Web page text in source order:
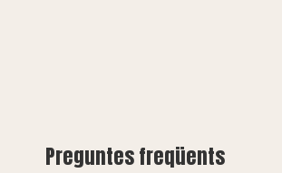
Preguntes freqüents